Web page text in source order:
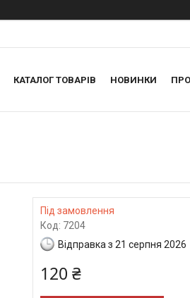
КАТАЛОГ ТОВАРІВ НОВИНКИ
Під замовлення
Код: 7204
Відправка з 21 серпня 2026
120 ₴